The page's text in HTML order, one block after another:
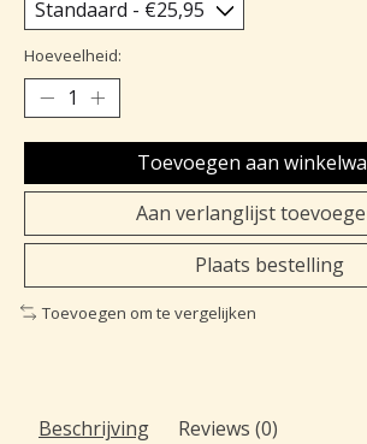
Hoeveelheid:
Toevoegen aan
Aan verlanglijst
Plaats bestelling
Toevoegen om te vergelijken
Beschrijving Reviews (0)